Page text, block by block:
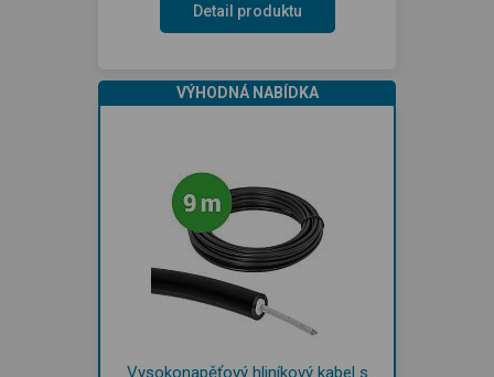
Detail produktu
VÝHODNÁ NABÍDKA
Vysokonapěťový hliníkový kabel s